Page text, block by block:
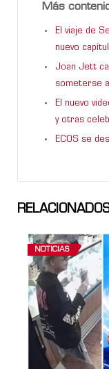
Más
El viaje de
nuevo
Joan Jett
someterse
El nuevo
y otras
ECOS se
NOTICIAS